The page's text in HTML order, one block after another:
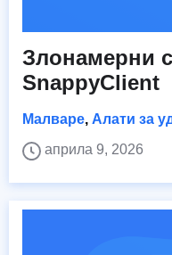
Злонамерни
SnappyClient
Малваре, Алати за
априла 9, 2026